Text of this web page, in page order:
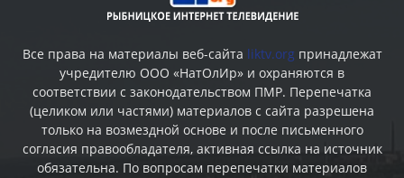
Все права на материалы веб-сайта liktv.org принадлежат
учредителю ООО «НатОлИр» и охраняются в
соответствии с законодательством ПМР. Перепечатка
(целиком или частями) материалов c сайта разрешена
только на возмездной основе и после письменного
согласия правообладателя, активная ссылка на источник
обязательна. По вопросам перепечатки материалов